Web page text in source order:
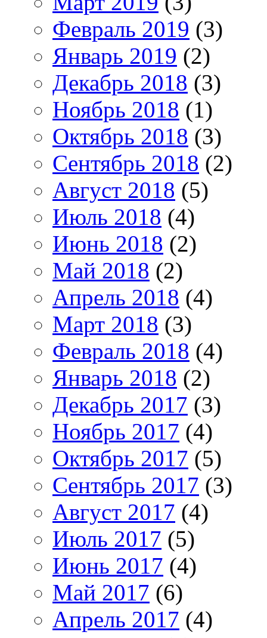
Февраль 2019 (3)
Январь 2019 (2)
Декабрь 2018 (3)
Ноябрь 2018 (1)
Октябрь 2018 (3)
Сентябрь 2018 (2)
Август 2018 (5)
Июль 2018 (4)
Июнь 2018 (2)
Май 2018 (2)
Апрель 2018 (4)
Март 2018 (3)
Февраль 2018 (4)
Январь 2018 (2)
Декабрь 2017 (3)
Ноябрь 2017 (4)
Октябрь 2017 (5)
Сентябрь 2017 (3)
Август 2017 (4)
Июль 2017 (5)
Июнь 2017 (4)
Май 2017 (6)
Апрель 2017 (4)